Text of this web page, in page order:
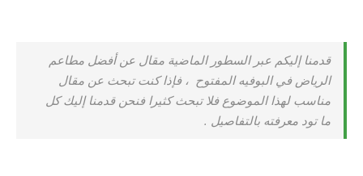
قدمنا إليكم عبر السطور الماضية مقال عنأفضل مطاعم
الرياض في البوفيه المفتوح ، فإذا كنت تبحث عن مقال
مناسب لهذا الموضوع فلا تبحث كثيرا فنحن قدمنا إليك كل
ما تود معرفته بالتفاصيل .